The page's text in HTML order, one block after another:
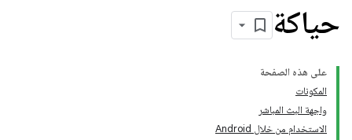
حياكة
على هذه الصفحة
المكونات
واجهة البث المباشر
الاستخدام من خلال Android